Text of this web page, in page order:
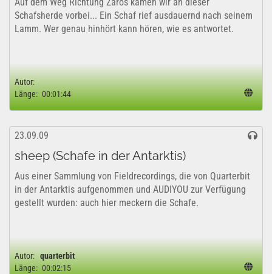
Schafsherde vorbei... Ein Schaf rief ausdauernd nach seinem
Lamm. Wer genau hinhört kann hören, wie es antwortet.
Autor:
Länge: 00:01:44
23.09.09
sheep (Schafe in der Antarktis)
Aus einer Sammlung von Fieldrecordings, die von Quarterbit
in der Antarktis aufgenommen und AUDIYOU zur Verfügung
gestellt wurden: auch hier meckern die Schafe.
Autor: quarterbit
Länge: 00:02:15